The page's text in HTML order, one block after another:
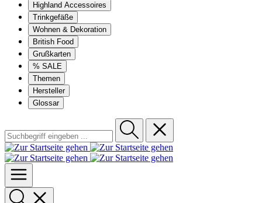
Highland Accessoires
Trinkgefäße
Wohnen & Dekoration
British Food
Grußkarten
% SALE
Themen
Hersteller
Glossar